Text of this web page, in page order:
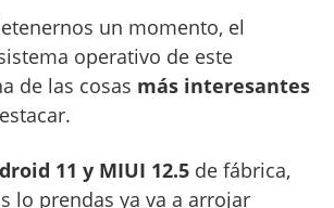
un momento, el
operativo de este
de las cosas más interesantes
11 y MIUI 12.5 de fábrica,
lo prendas ya va a arrojar